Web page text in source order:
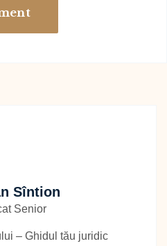
Sîntion
Senior
– Ghidul tău juridic